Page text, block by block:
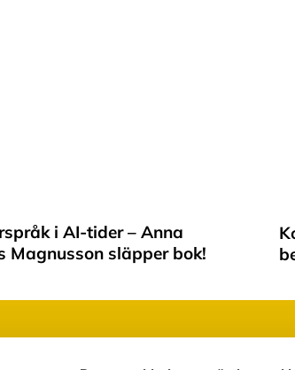
i AI-tider – Anna
Magnusson släpper bok!